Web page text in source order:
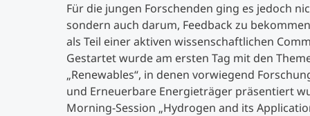
Für die jungen Forschenden ging es jedoch
sondern auch darum, Feedback zu
als Teil einer aktiven wissenschaftlichen
Gestartet wurde am ersten Tag mit den
„Renewables“, in denen vorwiegend
und Erneuerbare Energieträger präsentiert
Morning-Session „Hydrogen and its